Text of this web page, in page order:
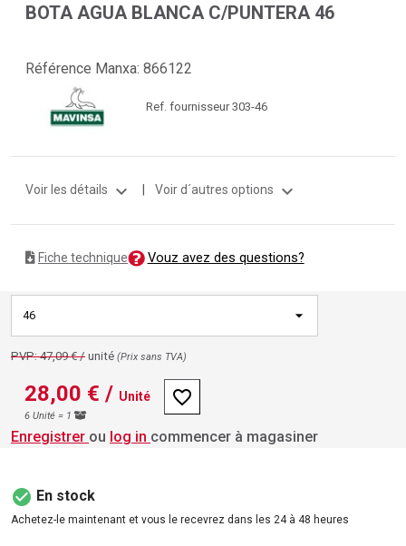
BOTA AGUA BLANCA C/PUNTERA 46
Référence Manxa: 866122
Ref. fournisseur 303-46
Voir les détails expand_more Voir d´autres options expand_more
Fiche technique Vouz avez des questions?
46
PVP: 47,09 € / unité (Prix ​​sans TVA)
28,00 € / Unité
6 Unité = 1
favorite_border
Enregistrer ou log in commencer à magasiner
check_circle En stock
Achetez-le maintenant et vous le recevrez dans les 24 à 48 heures